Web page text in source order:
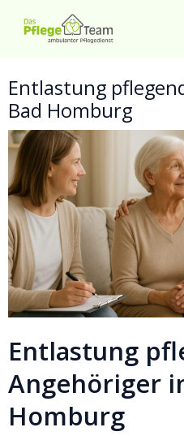
Inhalt
Entlastung
Bad Homburg
Entlastung
Angehöriger
Homburg